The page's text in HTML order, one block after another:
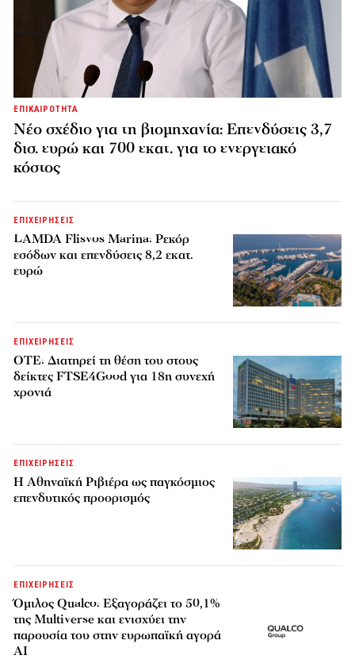
ΕΠΙΚΑΙΡΟΤΗΤΑ
Νέο σχέδιο για τη βιομηχανία: Επενδύσεις 3,7
δισ. ευρώ και 700 εκατ. για το ενεργειακό
κόστος
ΕΠΙΧΕΙΡΗΣΕΙΣ
LAMDA Flisvos Marina: Ρεκόρ
εσόδων και επενδύσεις 8,2 εκατ.
ευρώ
ΕΠΙΧΕΙΡΗΣΕΙΣ
ΟΤΕ: Διατηρεί τη θέση του στους
δείκτες FTSE4Good για 18η συνεχή
χρονιά
ΕΠΙΧΕΙΡΗΣΕΙΣ
Η Αθηναϊκή Ριβιέρα ως παγκόσμιος
επενδυτικός προορισμός
ΕΠΙΧΕΙΡΗΣΕΙΣ
Όμιλος Qualco: Εξαγοράζει το 50,1%
της Multiverse και ενισχύει την
παρουσία του στην ευρωπαϊκή αγορά
AI